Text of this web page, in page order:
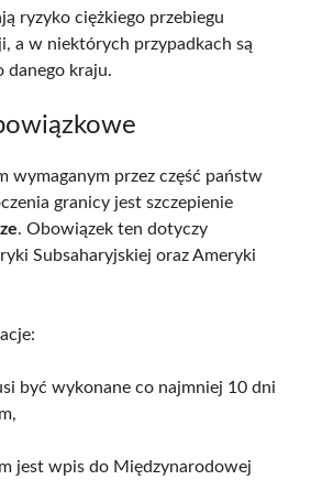
ryzyko ciężkiego przebiegu
a w niektórych przypadkach są
danego kraju.
wymaganym przez część państw
granicy jest szczepienie
. Obowiązek ten dotyczy
Subsaharyjskiej oraz Ameryki
być wykonane co najmniej 10 dni
jest wpis do Międzynarodowej